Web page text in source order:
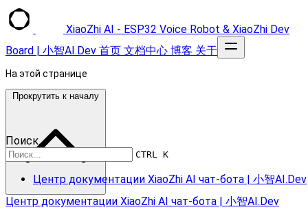
XiaoZhi AI - ESP32 Voice Robot & XiaoZhi Dev
Board | 小智AI.Dev 首页 文档中心 博客 关于
Поиск...
CTRL K
Центр документации XiaoZhi AI чат-бота | 小智AI.Dev
На этой странице
Прокрутить к началу
Центр документации XiaoZhi AI чат-бота | 小智AI.Dev